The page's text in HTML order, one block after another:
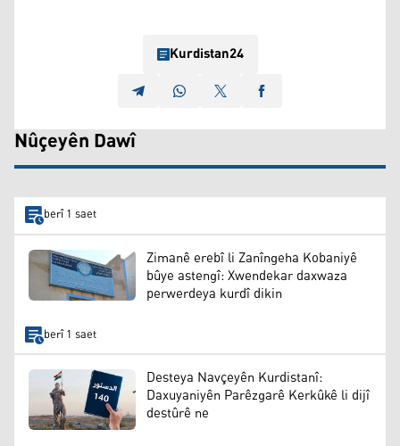
Kurdistan24
Nûçeyên Dawî
berî 1 saet
Zimanê erebî li Zanîngeha Kobaniyê
bûye astengî: Xwendekar daxwaza
perwerdeya kurdî dikin
berî 1 saet
Desteya Navçeyên Kurdistanî:
Daxuyaniyên Parêzgarê Kerkûkê li dijî
destûrê ne